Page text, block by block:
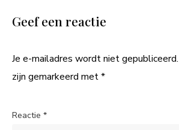
Geef een reactie
Je e-mailadres wordt niet gepubliceerd.
zijn gemarkeerd met*
Reactie *